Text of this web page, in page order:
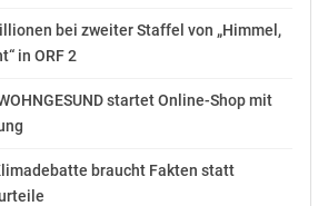
bei zweiter Staffel von „Himmel,
in ORF 2
startet Online-Shop mit
braucht Fakten statt